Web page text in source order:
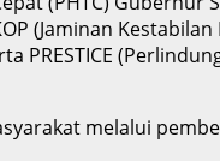
(Jaminan Kestabilan
PRESTICE
melalui